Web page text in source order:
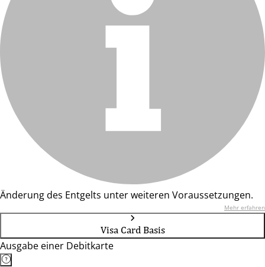
Änderung des Entgelts unter weiteren Voraussetzungen.
Mehr erfahren
Visa Card Basis
Ausgabe einer Debitkarte